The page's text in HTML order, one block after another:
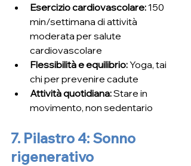
Esercizio cardiovascolare: 150
min/settimana di attività
moderata per salute
cardiovascolare
Flessibilità e equilibrio: Yoga, tai
chi per prevenire cadute
Attività quotidiana: Stare in
movimento, non sedentario
7. Pilastro 4: Sonno
rigenerativo